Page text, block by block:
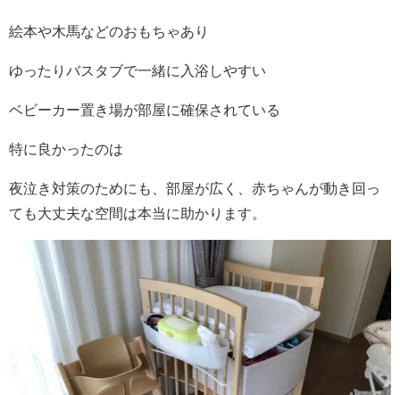
絵本や木馬などのおもちゃあり
ゆったりバスタブで一緒に入浴しやすい
ベビーカー置き場が部屋に確保されている
特に良かったのは
夜泣き対策のためにも、部屋が広く、赤ちゃんが動き回っ
ても大丈夫な空間は本当に助かります。